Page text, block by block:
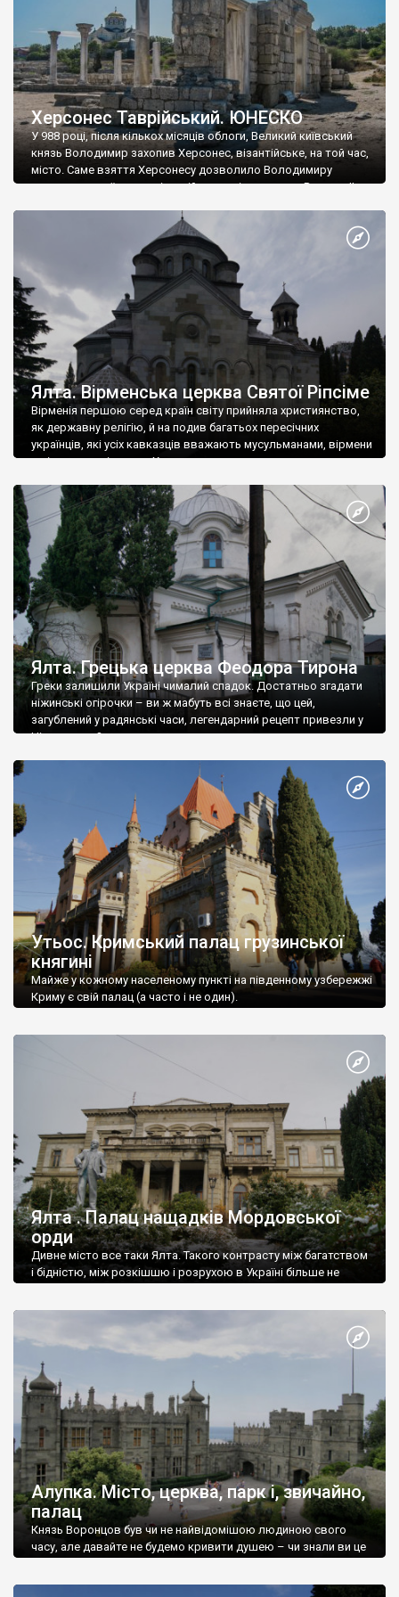
Херсонес Таврійський. ЮНЕСКО
У 988 році, після кількох місяців облоги, Великий київський
князь Володимир захопив Херсонес, візантійське, на той час,
місто. Саме взяття Херсонесу дозволило Володимиру
диктувати свої умови візантійському імператору Василю ІІ, та
Херсонесі Володимир-язичник, став Василем-християнином.
А потім було Хрещення Русі. На честь Херсонесу Таврійського
Ялта. Вірменська церква Святої Ріпсіме
Вірменія першою серед країн світу прийняла християнство,
як державну релігію, й на подив багатьох пересічних
українців, які усіх кавказців вважають мусульманами, вірмени
є відданими вірянами Христа
Ялта. Грецька церква Феодора Тирона
Греки залишили Україні чималий спадок. Достатньо згадати
ніжинські огірочки – ви ж мабуть всі знаєте, що цей,
загублений у радянські часи, легендарний рецепт привезли у
Ніжин греки?
Утьос. Кримський палац грузинської
княгині
Майже у кожному населеному пункті на південному узбережжі
Криму є свій палац (а часто і не один).
Ялта . Палац нащадків Мордовської
орди
Дивне місто все таки Ялта. Такого контрасту між багатством
і бідністю, між розкішшю і розрухою в Україні більше не
Алупка. Місто, церква, парк і, звичайно,
палац
Князь Воронцов був чи не найвідомішою людиною свого
часу, але давайте не будемо кривити душею – чи знали ви це